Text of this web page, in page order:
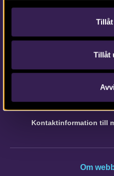
Tillåt
Kontakta
Tfn vx:
Kontaktinformation till
Om